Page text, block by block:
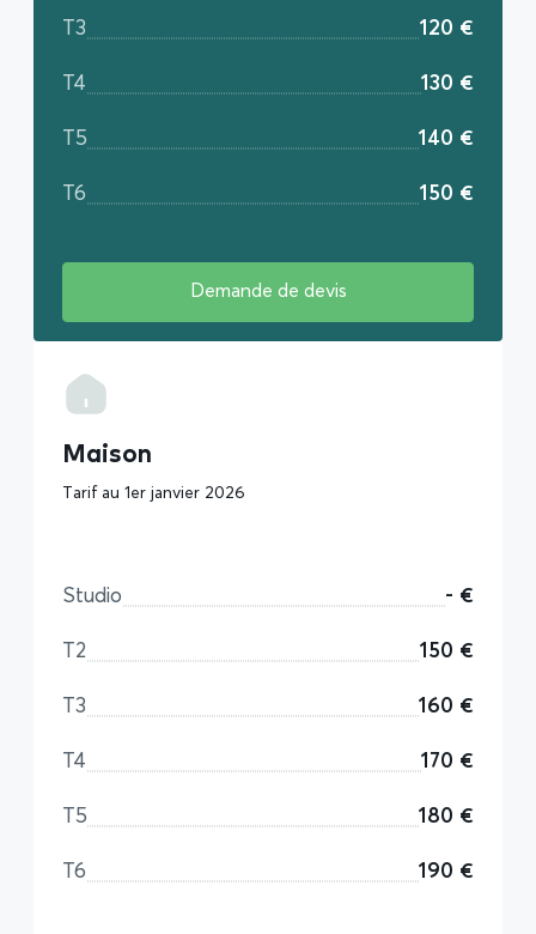
T3 120 €
T4 130 €
T5 140 €
T6 150 €
Demande de devis
Maison
Tarif au 1er janvier 2026
Studio - €
T2 150 €
T3 160 €
T4 170 €
T5 180 €
T6 190 €